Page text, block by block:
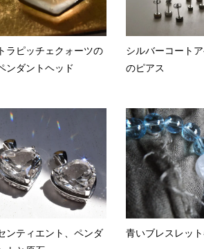
トラピッチェクォーツの
ンダントヘッド
シルバーコート
のピアス
ンティエント、ペンダ
青いブレスレッ